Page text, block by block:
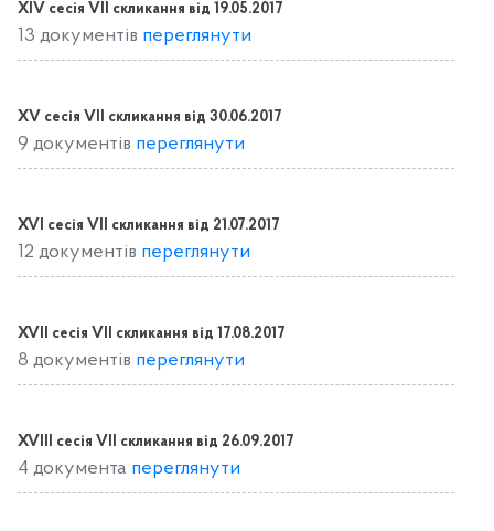
ХІV сесія VІІ скликання від 19.05.2017
13 документів переглянути
ХV сесія VІІ скликання від 30.06.2017
9 документів переглянути
XVІ сесія VІІ скликання від 21.07.2017
12 документів переглянути
XVІІ сесія VІІ скликання від 17.08.2017
8 документів переглянути
XVІІІ сесія VІІ скликання від 26.09.2017
4 документа переглянути